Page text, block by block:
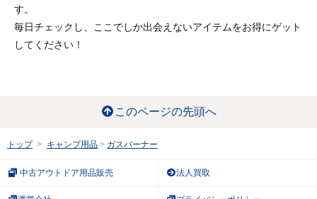
す。
毎日チェックし、ここでしか出会えないアイテムをお得にゲット
してください！
このページの先頭へ
トップ キャンプ用品 ガスバーナー
中古アウトドア用品販売 法人買取